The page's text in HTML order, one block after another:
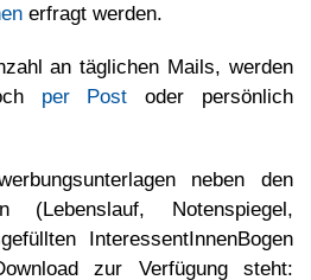
erfragt werden.
an täglichen Mails, werden
per Post oder persönlich
neben den
(Lebenslauf, Notenspiegel,
InteressentInnenBogen
zur Verfügung steht: